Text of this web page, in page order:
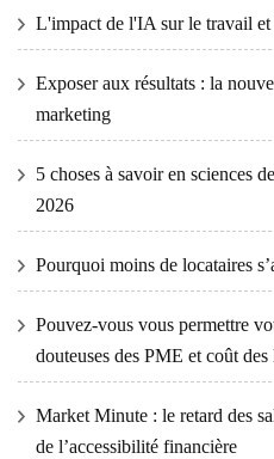
L'impact de l'IA sur le travail et
Exposer aux résultats : la
marketing
5 choses à savoir en sciences
2026
Pourquoi moins de locataires
Pouvez-vous vous permettre
douteuses des PME et coût des
Market Minute : le retard des
de l’accessibilité financière